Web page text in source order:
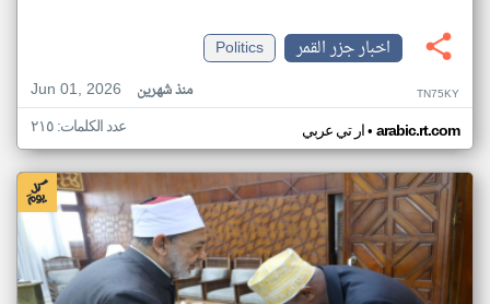
اخبار جزر القمر
Politics
Jun 01, 2026
منذ شهرين TN75KY
ار تي عربي• arabic.rt.com عدد الكلمات: ٢١٥